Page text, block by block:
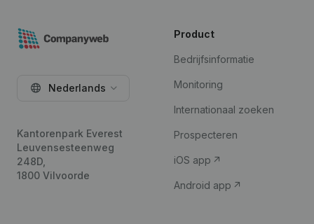
Nederlands
Kantorenpark Everest
Leuvensesteenweg
248D,
1800 Vilvoorde
Product
Bedrijfsinformatie
Monitoring
Internationaal zoeken
Prospecteren
iOS app
Android app